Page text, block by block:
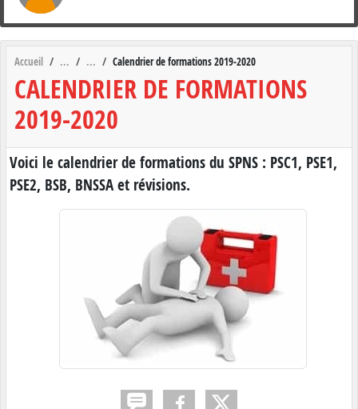
Accueil Calendrier de formations 2019-2020
CALENDRIER DE FORMATIONS
2019-2020
Voici le calendrier de formations du SPNS : PSC1, PSE1,
PSE2, BSB, BNSSA et révisions.